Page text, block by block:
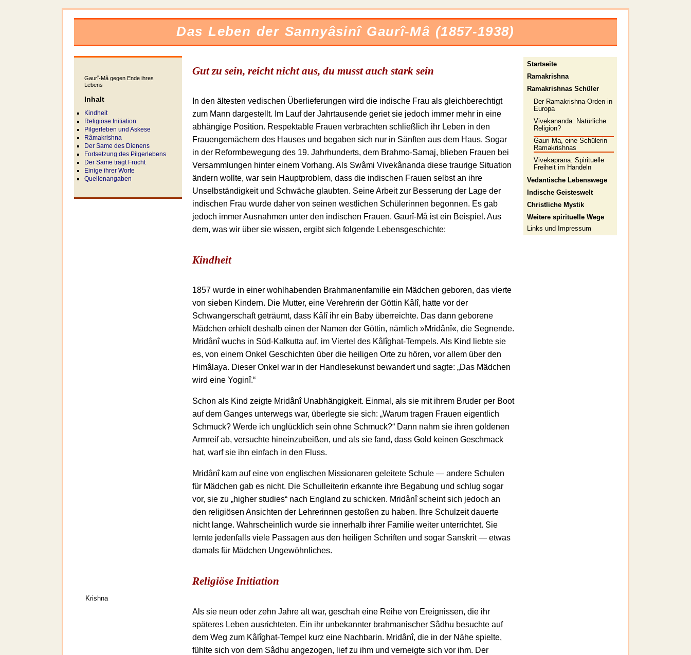
Das Leben der Sannyâsinî Gaurî-Mâ (1857-1938)
Startseite
Ramakrishna
Ramakrishnas Schüler
Der Ramakrishna-Orden in
Europa
Vivekananda: Natürliche
Religion?
Gauri-Ma, eine Schülerin
Ramakrishnas
Vivekaprana: Spirituelle
Freiheit im Handeln
Vedantische Lebenswege
Indische Geisteswelt
Christliche Mystik
Weitere spirituelle Wege
Links und Impressum
Gaurî-Mâ gegen Ende ihres
Lebens
Inhalt
Kindheit
Religiöse Initiation
Pilgerleben und Askese
Râmakrishna
Der Same des Dienens
Fortsetzung des Pilgerlebens
Der Same trägt Frucht
Einige ihrer Worte
Quellenangaben
Gut zu sein, reicht nicht aus, du musst auch stark sein
In den ältesten vedischen Überlieferungen wird die indische Frau als gleichberechtigt
zum Mann dargestellt. Im Lauf der Jahrtausende geriet sie jedoch immer mehr in eine
abhängige Position. Respektable Frauen verbrachten schließlich ihr Leben in den
Frauengemächern des Hauses und begaben sich nur in Sänften aus dem Haus. Sogar
in der Reformbewegung des 19. Jahrhunderts, dem Brahmo-Samaj, blieben Frauen bei
Versammlungen hinter einem Vorhang. Als Swâmi Vivekânanda diese traurige Situation
ändern wollte, war sein Hauptproblem, dass die indischen Frauen selbst an ihre
Unselbständigkeit und Schwäche glaubten. Seine Arbeit zur Besserung der Lage der
indischen Frau wurde daher von seinen westlichen Schülerinnen begonnen. Es gab
jedoch immer Ausnahmen unter den indischen Frauen. Gaurî-Mâ ist ein Beispiel. Aus
dem, was wir über sie wissen, ergibt sich folgende Lebensgeschichte:
Kindheit
1857 wurde in einer wohlhabenden Brahmanenfamilie ein Mädchen geboren, das vierte
von sieben Kindern. Die Mutter, eine Verehrerin der Göttin Kâlî, hatte vor der
Schwangerschaft geträumt, dass Kâlî ihr ein Baby überreichte. Das dann geborene
Mädchen erhielt deshalb einen der Namen der Göttin, nämlich »Mridânî«, die Segnende.
Mridânî wuchs in Süd-Kalkutta auf, im Viertel des Kâlîghat-Tempels. Als Kind liebte sie
es, von einem Onkel Geschichten über die heiligen Orte zu hören, vor allem über den
Himâlaya. Dieser Onkel war in der Handlesekunst bewandert und sagte: „Das Mädchen
wird eine Yoginî.“
Schon als Kind zeigte Mridânî Unabhängigkeit. Einmal, als sie mit ihrem Bruder per Boot
auf dem Ganges unterwegs war, überlegte sie sich: „Warum tragen Frauen eigentlich
Schmuck? Werde ich unglücklich sein ohne Schmuck?“ Dann nahm sie ihren goldenen
Armreif ab, versuchte hineinzubeißen, und als sie fand, dass Gold keinen Geschmack
hat, warf sie ihn einfach in den Fluss.
Mridânî kam auf eine von englischen Missionaren geleitete Schule — andere Schulen
für Mädchen gab es nicht. Die Schulleiterin erkannte ihre Begabung und schlug sogar
vor, sie zu „higher studies“ nach England zu schicken. Mridânî scheint sich jedoch an
den religiösen Ansichten der Lehrerinnen gestoßen zu haben. Ihre Schulzeit dauerte
nicht lange. Wahrscheinlich wurde sie innerhalb ihrer Familie weiter unterrichtet. Sie
lernte jedenfalls viele Passagen aus den heiligen Schriften und sogar Sanskrit — etwas
damals für Mädchen Ungewöhnliches.
Krishna
Religiöse Initiation
Als sie neun oder zehn Jahre alt war, geschah eine Reihe von Ereignissen, die ihr
späteres Leben ausrichteten. Ein ihr unbekannter brahmanischer Sâdhu besuchte auf
dem Weg zum Kâlîghat-Tempel kurz eine Nachbarin. Mridânî, die in der Nähe spielte,
fühlte sich von dem Sâdhu angezogen, lief zu ihm und verneigte sich vor ihm. Der